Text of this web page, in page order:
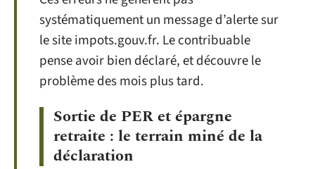
systématiquement un message d’alerte sur
le site impots.gouv.fr. Le contribuable
pense avoir bien déclaré, et découvre le
problème des mois plus tard.
Sortie de PER et épargne
retraite : le terrain miné de la
déclaration